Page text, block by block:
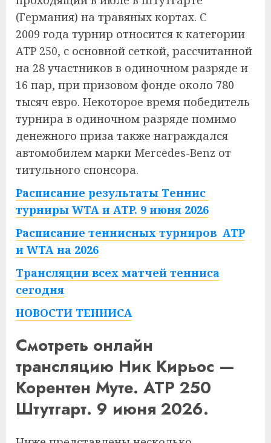
(Германия) на травяных кортах. С
2009 года турнир относится к категории
ATP 250, с основной сеткой, рассчитанной
на 28 участников в одиночном разряде и
16 пар, при призовом фонде около 780
тысяч евро. Некоторое время победитель
турнира в одиночном разряде помимо
денежного приза также награждался
автомобилем марки Mercedes-Benz от
титульного спонсора.
Расписание результаты Теннис
турниры WTA и ATP. 9 июня 2026
Расписание теннисных турниров ATP
и WTA на 2026
Трансляции всех матчей тенниса
сегодня
НОВОСТИ ТЕННИСА
Смотреть онлайн
трансляцию Ник Кирьос —
Корентен Муте. ATP 250
Штутгарт. 9 июня 2026.